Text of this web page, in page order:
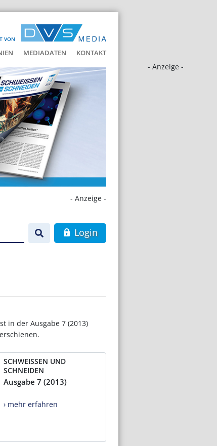
VON
MEDIADATEN KONTAKT
- Anzeige -
- Anzeige -
Login
in der Ausgabe 7 (2013)
erschienen.
SCHWEISSEN UND
SCHNEIDEN
Ausgabe 7 (2013)
› mehr erfahren